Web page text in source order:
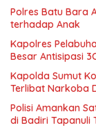
Polres Batu Bara
terhadap Anak
Kapolres
Besar Antisipasi
Kapolda Sumut
Terlibat Narkoba
Polisi Amankan
di Badiri Tapanuli